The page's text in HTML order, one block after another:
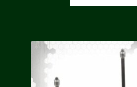
était :